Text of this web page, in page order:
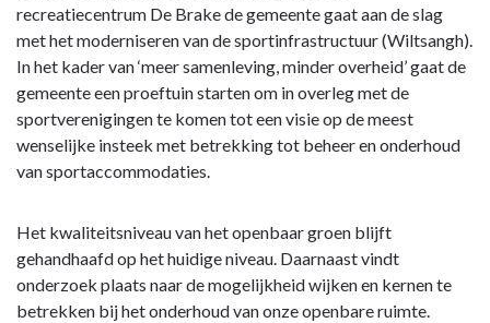
recreatiecentrum De Brake de gemeente gaat aan de slag
met het moderniseren van de sportinfrastructuur (Wiltsangh).
In het kader van ‘meer samenleving, minder overheid’ gaat de
gemeente een proeftuin starten om in overleg met de
sportverenigingen te komen tot een visie op de meest
wenselijke insteek met betrekking tot beheer en onderhoud
van sportaccommodaties.
Het kwaliteitsniveau van het openbaar groen blijft
gehandhaafd op het huidige niveau. Daarnaast vindt
onderzoek plaats naar de mogelijkheid wijken en kernen te
betrekken bij het onderhoud van onze openbare ruimte.